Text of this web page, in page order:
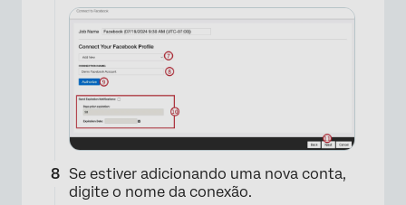
×
Se estiver adicionando uma nova conta,
digite o nome da conexão.